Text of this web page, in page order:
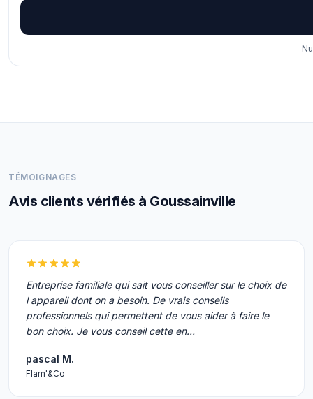
TÉMOIGNAGES
Avis clients vérifiés à Goussainville
Entreprise familiale qui sait vous conseiller sur le choix de
l appareil dont on a besoin. De vrais conseils
professionnels qui permettent de vous aider à faire le
bon choix. Je vous conseil cette en…
pascal M.
Flam'&Co